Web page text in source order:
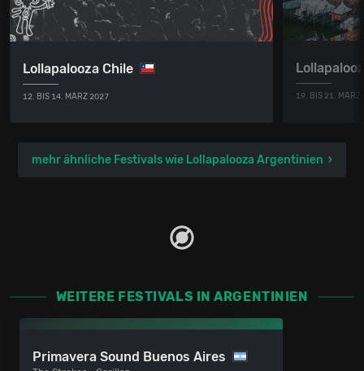
Lollapalooza Chile
12. BIS 14. MÄRZ 2027 19. BIS 21. MÄRZ
mehr ähnliche Festivals wie Lollapalooza Argentinien
WEITERE FESTIVALS IN ARGENTINIEN
Primavera Sound Buenos Aires